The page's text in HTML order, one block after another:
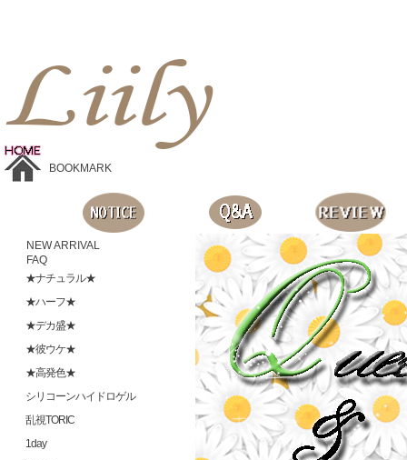
BOOKMARK
NEW ARRIVAL
FAQ
★ナチュラル★
★ハーフ★
★デカ盛★
★彼ウケ★
★高発色★
シリコーンハイドロゲル
乱視TORIC
1day